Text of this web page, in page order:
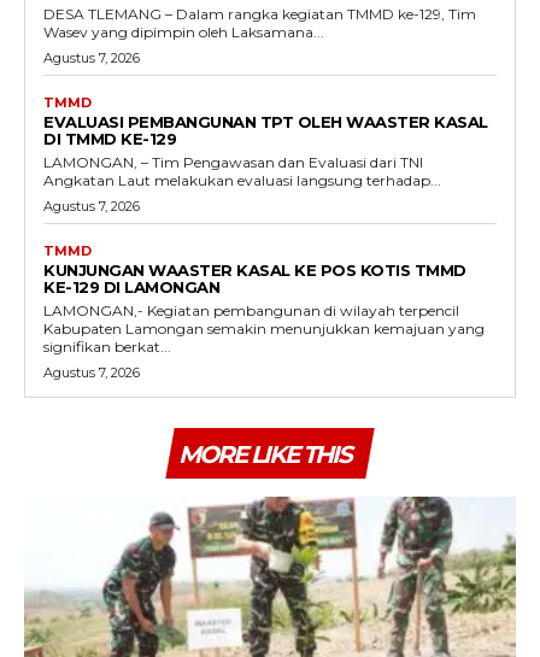
DESA TLEMANG – Dalam rangka kegiatan TMMD ke-129, Tim
Wasev yang dipimpin oleh Laksamana...
Agustus 7, 2026
TMMD
EVALUASI PEMBANGUNAN TPT OLEH WAASTER KASAL
DI TMMD KE-129
LAMONGAN, – Tim Pengawasan dan Evaluasi dari TNI
Angkatan Laut melakukan evaluasi langsung terhadap...
Agustus 7, 2026
TMMD
KUNJUNGAN WAASTER KASAL KE POS KOTIS TMMD
KE-129 DI LAMONGAN
LAMONGAN,- Kegiatan pembangunan di wilayah terpencil
Kabupaten Lamongan semakin menunjukkan kemajuan yang
signifikan berkat...
Agustus 7, 2026
MORE LIKE THIS